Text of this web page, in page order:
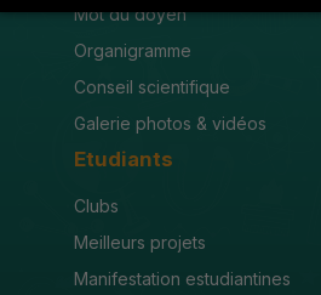
Mot du doyen
Organigramme
Conseil scientifique
Galerie photos & vidéos
Etudiants
Clubs
Meilleurs projets
Manifestation estudiantines